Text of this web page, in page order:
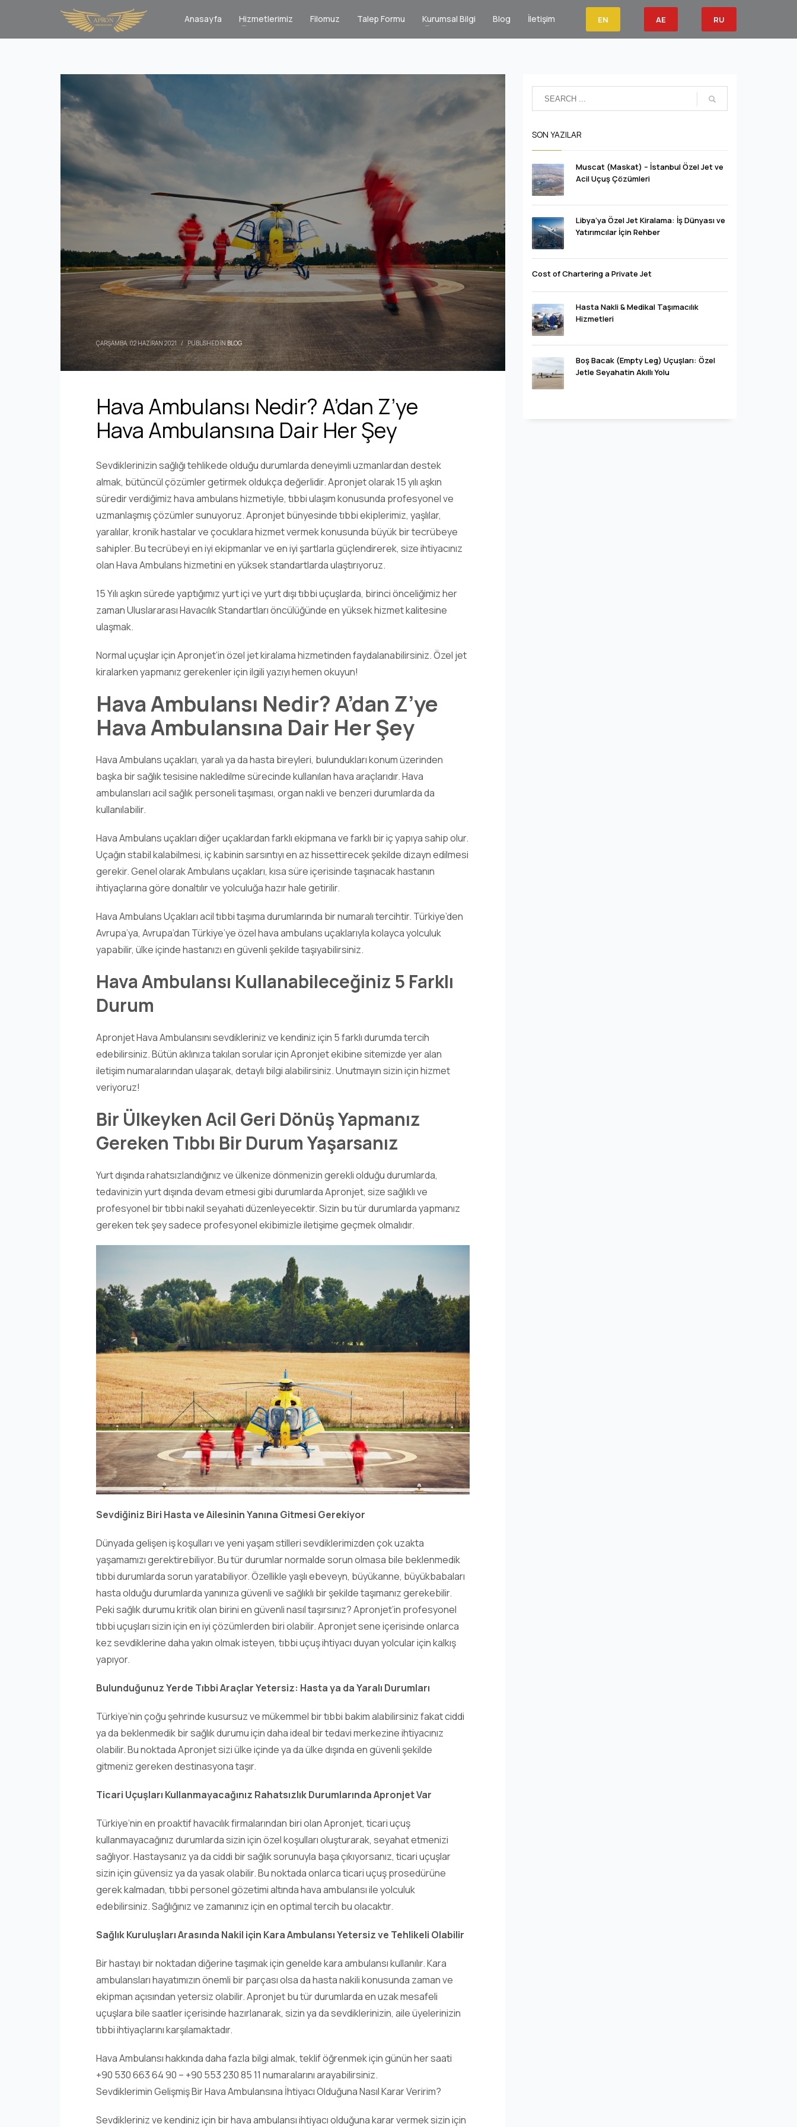
Anasayfa Hizmetlerimiz Filomuz Talep Formu Kurumsal Bilgi Blog İletişim EN AE RU
ÇARŞAMBA, 02 HAZIRAN 2021 / PUBLISHED IN BLOG
Hava Ambulansı Nedir? A’dan Z’ye
Hava Ambulansına Dair Her Şey
Sevdiklerinizin sağlığı tehlikede olduğu durumlarda deneyimli uzmanlardan destek
almak, bütüncül çözümler getirmek oldukça değerlidir. Apronjet olarak 15 yılı aşkın
süredir verdiğimiz hava ambulans hizmetiyle, tıbbi ulaşım konusunda profesyonel ve
uzmanlaşmış çözümler sunuyoruz. Apronjet bünyesinde tıbbi ekiplerimiz, yaşlılar,
yaralılar, kronik hastalar ve çocuklara hizmet vermek konusunda büyük bir tecrübeye
sahipler. Bu tecrübeyi en iyi ekipmanlar ve en iyi şartlarla güçlendirerek, size ihtiyacınız
olan Hava Ambulans hizmetini en yüksek standartlarda ulaştırıyoruz.
15 Yılı aşkın sürede yaptığımız yurt içi ve yurt dışı tıbbi uçuşlarda, birinci önceliğimiz her
zaman Uluslararası Havacılık Standartları öncülüğünde en yüksek hizmet kalitesine
ulaşmak.
Normal uçuşlar için Apronjet’in özel jet kiralama hizmetinden faydalanabilirsiniz. Özel jet
kiralarken yapmanız gerekenler için ilgili yazıyı hemen okuyun!
Hava Ambulansı Nedir? A’dan Z’ye
Hava Ambulansına Dair Her Şey
Hava Ambulans uçakları, yaralı ya da hasta bireyleri, bulundukları konum üzerinden
başka bir sağlık tesisine nakledilme sürecinde kullanılan hava araçlarıdır. Hava
ambulansları acil sağlık personeli taşıması, organ nakli ve benzeri durumlarda da
kullanılabilir.
Hava Ambulans uçakları diğer uçaklardan farklı ekipmana ve farklı bir iç yapıya sahip olur.
Uçağın stabil kalabilmesi, iç kabinin sarsıntıyı en az hissettirecek şekilde dizayn edilmesi
gerekir. Genel olarak Ambulans uçakları, kısa süre içerisinde taşınacak hastanın
ihtiyaçlarına göre donaltılır ve yolculuğa hazır hale getirilir.
Hava Ambulans Uçakları acil tıbbi taşıma durumlarında bir numaralı tercihtir. Türkiye’den
Avrupa’ya, Avrupa’dan Türkiye’ye özel hava ambulans uçaklarıyla kolayca yolculuk
yapabilir, ülke içinde hastanızı en güvenli şekilde taşıyabilirsiniz.
Hava Ambulansı Kullanabileceğiniz 5 Farklı
Durum
Apronjet Hava Ambulansını sevdikleriniz ve kendiniz için 5 farklı durumda tercih
edebilirsiniz. Bütün aklınıza takılan sorular için Apronjet ekibine sitemizde yer alan
iletişim numaralarından ulaşarak, detaylı bilgi alabilirsiniz. Unutmayın sizin için hizmet
veriyoruz!
Bir Ülkeyken Acil Geri Dönüş Yapmanız
Gereken Tıbbı Bir Durum Yaşarsanız
Yurt dışında rahatsızlandığınız ve ülkenize dönmenizin gerekli olduğu durumlarda,
tedavinizin yurt dışında devam etmesi gibi durumlarda Apronjet, size sağlıklı ve
profesyonel bir tıbbi nakil seyahati düzenleyecektir. Sizin bu tür durumlarda yapmanız
gereken tek şey sadece profesyonel ekibimizle iletişime geçmek olmalıdır.
Sevdiğiniz Biri Hasta ve Ailesinin Yanına Gitmesi Gerekiyor
Dünyada gelişen iş koşulları ve yeni yaşam stilleri sevdiklerimizden çok uzakta
yaşamamızı gerektirebiliyor. Bu tür durumlar normalde sorun olmasa bile beklenmedik
tıbbi durumlarda sorun yaratabiliyor. Özellikle yaşlı ebeveyn, büyükanne, büyükbabaları
hasta olduğu durumlarda yanınıza güvenli ve sağlıklı bir şekilde taşımanız gerekebilir.
Peki sağlık durumu kritik olan birini en güvenli nasıl taşırsınız? Apronjet’in profesyonel
tıbbi uçuşları sizin için en iyi çözümlerden biri olabilir. Apronjet sene içerisinde onlarca
kez sevdiklerine daha yakın olmak isteyen, tıbbi uçuş ihtiyacı duyan yolcular için kalkış
yapıyor.
Bulunduğunuz Yerde Tıbbi Araçlar Yetersiz: Hasta ya da Yaralı Durumları
Türkiye’nin çoğu şehrinde kusursuz ve mükemmel bir tıbbi bakim alabilirsiniz fakat ciddi
ya da beklenmedik bir sağlık durumu için daha ideal bir tedavi merkezine ihtiyacınız
olabilir. Bu noktada Apronjet sizi ülke içinde ya da ülke dışında en güvenli şekilde
gitmeniz gereken destinasyona taşır.
Ticari Uçuşları Kullanmayacağınız Rahatsızlık Durumlarında Apronjet Var
Türkiye’nin en proaktif havacılık firmalarından biri olan Apronjet, ticari uçuş
kullanmayacağınız durumlarda sizin için özel koşulları oluşturarak, seyahat etmenizi
sağlıyor. Hastaysanız ya da ciddi bir sağlık sorunuyla başa çıkıyorsanız, ticari uçuşlar
sizin için güvensiz ya da yasak olabilir. Bu noktada onlarca ticari uçuş prosedürüne
gerek kalmadan, tıbbi personel gözetimi altında hava ambulansı ile yolculuk
edebilirsiniz. Sağlığınız ve zamanınız için en optimal tercih bu olacaktır.
Sağlık Kuruluşları Arasında Nakil için Kara Ambulansı Yetersiz ve Tehlikeli Olabilir
Bir hastayı bir noktadan diğerine taşımak için genelde kara ambulansı kullanılır. Kara
ambulansları hayatımızın önemli bir parçası olsa da hasta nakili konusunda zaman ve
ekipman açısından yetersiz olabilir. Apronjet bu tür durumlarda en uzak mesafeli
uçuşlara bile saatler içerisinde hazırlanarak, sizin ya da sevdiklerinizin, aile üyelerinizin
tıbbi ihtiyaçlarını karşılamaktadır.
Hava Ambulansı hakkında daha fazla bilgi almak, teklif öğrenmek için günün her saati
+90 530 663 64 90 – +90 553 230 85 11 numaralarını arayabilirsiniz.
Sevdiklerimin Gelişmiş Bir Hava Ambulansına İhtiyacı Olduğuna Nasıl Karar Veririm?
Sevdikleriniz ve kendiniz için bir hava ambulansı ihtiyacı olduğuna karar vermek sizin için
SON YAZILAR
Muscat (Maskat) – İstanbul Özel Jet ve
Acil Uçuş Çözümleri
Libya’ya Özel Jet Kiralama: İş Dünyası ve
Yatırımcılar İçin Rehber
Cost of Chartering a Private Jet
Hasta Nakli & Medikal Taşımacılık
Hizmetleri
Boş Bacak (Empty Leg) Uçuşları: Özel
Jetle Seyahatin Akıllı Yolu